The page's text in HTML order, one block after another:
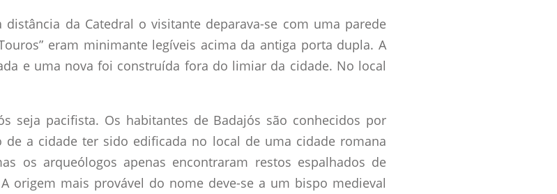
da Catedral o visitante deparava-se com uma parede
eram minimante legíveis acima da antiga porta dupla. A
e uma nova foi construída fora do limiar da cidade. No local
seja pacifista. Os habitantes de Badajós são conhecidos por
de a cidade ter sido edificada no local de uma cidade romana
os arqueólogos apenas encontraram restos espalhados de
origem mais provável do nome deve-se a um bispo medieval